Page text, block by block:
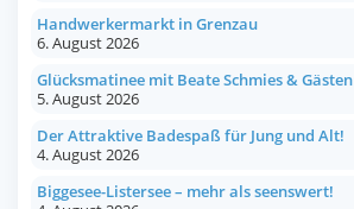
Handwerkermarkt in Grenzau
6. August 2026
Glücksmatinee mit Beate Schmies & Gästen
5. August 2026
Der Attraktive Badespaß für Jung und Alt!
4. August 2026
Biggesee-Listersee – mehr als seenswert!